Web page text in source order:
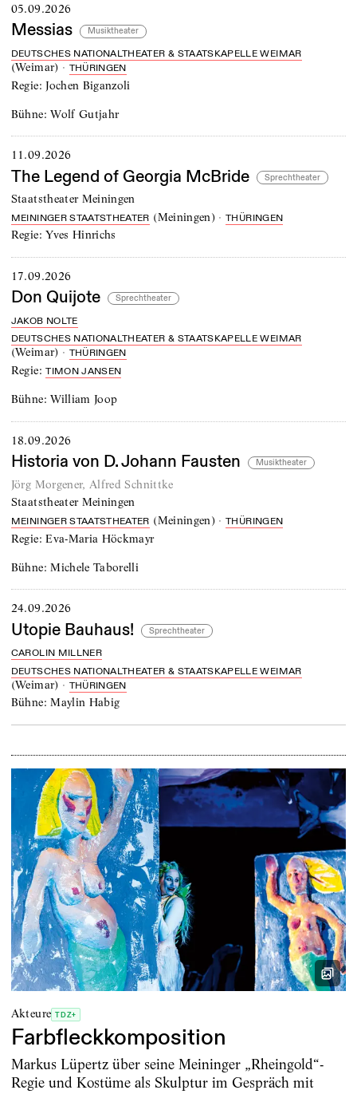
05.09.2026
Messias Musiktheater
DEUTSCHES NATIONALTHEATER & STAATSKAPELLE WEIMAR
(Weimar) · THÜRINGEN
Regie:Jochen Biganzoli
Bühne:Wolf Gutjahr
11.09.2026
The Legend of Georgia McBride Sprechtheater
Staatstheater Meiningen
MEININGER STAATSTHEATER (Meiningen) ·THÜRINGEN
Regie:Yves Hinrichs
17.09.2026
Don Quijote Sprechtheater
JAKOB NOLTE
DEUTSCHES NATIONALTHEATER & STAATSKAPELLE WEIMAR
(Weimar) · THÜRINGEN
Regie:TIMON JANSEN
Bühne:William Joop
18.09.2026
Historia von D. Johann Fausten Musiktheater
Jörg Morgener,Alfred Schnittke
Staatstheater Meiningen
MEININGER STAATSTHEATER (Meiningen) ·THÜRINGEN
Regie:Eva-Maria Höckmayr
Bühne:Michele Taborelli
24.09.2026
Utopie Bauhaus! Sprechtheater
CAROLIN MILLNER
DEUTSCHES NATIONALTHEATER & STAATSKAPELLE WEIMAR
(Weimar) · THÜRINGEN
Bühne:Maylin Habig
Akteure TDZ+
Farbfleckkomposition
Markus Lüpertz über seine Meininger „Rheingold“-
Regie und Kostüme als Skulptur im Gespräch mit